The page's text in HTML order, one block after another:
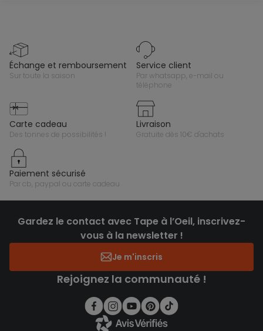
échange et remboursement
sur toute la saison
service client
par whatsapp, e-mail ou
téléphone
carte cadeau
des tonnes de possibilités !
livraison
gratuite dès 10€ d'achats
paiement sécurisé
par cb, paypal ou carte cadeau
Gardez le contact avec Tape à l’Oeil, inscrivez-
vous à la newsletter !
Je m'inscris
Rejoignez la communauté !